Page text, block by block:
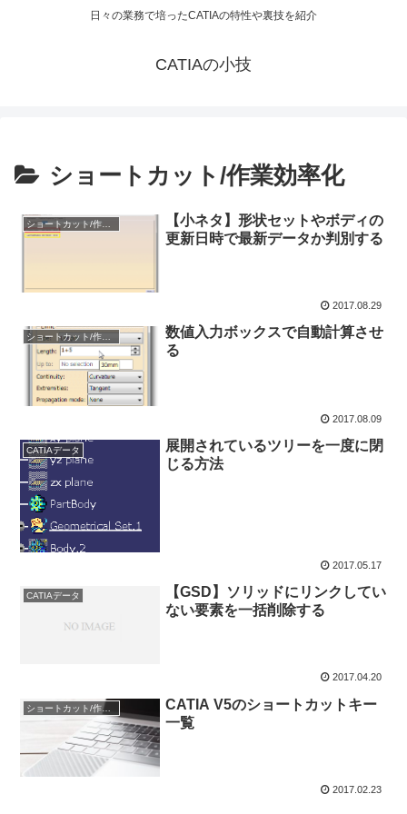
日々の業務で培ったCATIAの特性や裏技を紹介
CATIAの小技
ショートカット/作業効率化
ショートカット/作業効率化
【小ネタ】形状セットやボディの
更新日時で最新データか判別する
2017.08.29
ショートカット/作業効率化
数値入力ボックスで自動計算させ
る
2017.08.09
CATIAデータ
展開されているツリーを一度に閉
じる方法
2017.05.17
CATIAデータ
【GSD】ソリッドにリンクしてい
ない要素を一括削除する
2017.04.20
ショートカット/作業効率化
CATIA V5のショートカットキー
一覧
2017.02.23